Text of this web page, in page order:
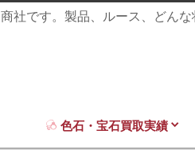
です。製品、ルース、どんな
色石・宝石買取実績